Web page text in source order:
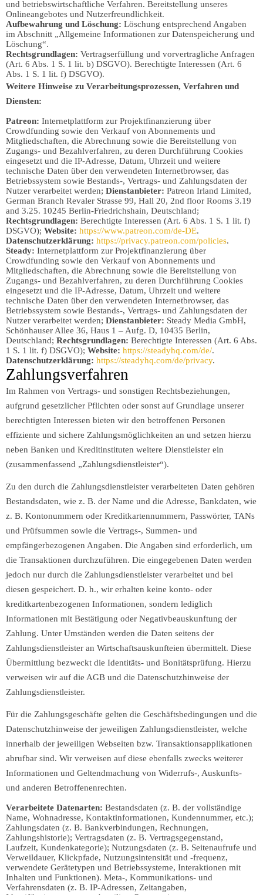
und betriebswirtschaftliche Verfahren. Bereitstellung unseres
Onlineangebotes und Nutzerfreundlichkeit.
Aufbewahrung und Löschung: Löschung entsprechend Angaben
im Abschnitt „Allgemeine Informationen zur Datenspeicherung und
Löschung“.
Rechtsgrundlagen: Vertragserfüllung und vorvertragliche Anfragen
(Art. 6 Abs. 1 S. 1 lit. b) DSGVO). Berechtigte Interessen (Art. 6
Abs. 1 S. 1 lit. f) DSGVO).
Weitere Hinweise zu Verarbeitungsprozessen, Verfahren und
Diensten:
Patreon: Internetplattform zur Projektfinanzierung über
Crowdfunding sowie den Verkauf von Abonnements und
Mitgliedschaften, die Abrechnung sowie die Bereitstellung von
Zugangs- und Bezahlverfahren, zu deren Durchführung Cookies
eingesetzt und die IP-Adresse, Datum, Uhrzeit und weitere
technische Daten über den verwendeten Internetbrowser, das
Betriebssystem sowie Bestands-, Vertrags- und Zahlungsdaten der
Nutzer verarbeitet werden; Dienstanbieter: Patreon Irland Limited,
German Branch Revaler Strasse 99, Hall 20, 2nd floor Rooms 3.19
and 3.25. 10245 Berlin-Friedrichshain, Deutschland;
Rechtsgrundlagen: Berechtigte Interessen (Art. 6 Abs. 1 S. 1 lit. f)
DSGVO); Website: https://www.patreon.com/de-DE.
Datenschutzerklärung: https://privacy.patreon.com/policies.
Steady: Internetplattform zur Projektfinanzierung über
Crowdfunding sowie den Verkauf von Abonnements und
Mitgliedschaften, die Abrechnung sowie die Bereitstellung von
Zugangs- und Bezahlverfahren, zu deren Durchführung Cookies
eingesetzt und die IP-Adresse, Datum, Uhrzeit und weitere
technische Daten über den verwendeten Internetbrowser, das
Betriebssystem sowie Bestands-, Vertrags- und Zahlungsdaten der
Nutzer verarbeitet werden; Dienstanbieter: Steady Media GmbH,
Schönhauser Allee 36, Haus 1 – Aufg. D, 10435 Berlin,
Deutschland; Rechtsgrundlagen: Berechtigte Interessen (Art. 6 Abs.
1 S. 1 lit. f) DSGVO); Website: https://steadyhq.com/de/.
Datenschutzerklärung: https://steadyhq.com/de/privacy.
Zahlungsverfahren
Im Rahmen von Vertrags- und sonstigen Rechtsbeziehungen,
aufgrund gesetzlicher Pflichten oder sonst auf Grundlage unserer
berechtigten Interessen bieten wir den betroffenen Personen
effiziente und sichere Zahlungsmöglichkeiten an und setzen hierzu
neben Banken und Kreditinstituten weitere Dienstleister ein
(zusammenfassend „Zahlungsdienstleister“).
Zu den durch die Zahlungsdienstleister verarbeiteten Daten gehören
Bestandsdaten, wie z. B. der Name und die Adresse, Bankdaten, wie
z. B. Kontonummern oder Kreditkartennummern, Passwörter, TANs
und Prüfsummen sowie die Vertrags-, Summen- und
empfängerbezogenen Angaben. Die Angaben sind erforderlich, um
die Transaktionen durchzuführen. Die eingegebenen Daten werden
jedoch nur durch die Zahlungsdienstleister verarbeitet und bei
diesen gespeichert. D. h., wir erhalten keine konto- oder
kreditkartenbezogenen Informationen, sondern lediglich
Informationen mit Bestätigung oder Negativbeauskunftung der
Zahlung. Unter Umständen werden die Daten seitens der
Zahlungsdienstleister an Wirtschaftsauskunfteien übermittelt. Diese
Übermittlung bezweckt die Identitäts- und Bonitätsprüfung. Hierzu
verweisen wir auf die AGB und die Datenschutzhinweise der
Zahlungsdienstleister.
Für die Zahlungsgeschäfte gelten die Geschäftsbedingungen und die
Datenschutzhinweise der jeweiligen Zahlungsdienstleister, welche
innerhalb der jeweiligen Webseiten bzw. Transaktionsapplikationen
abrufbar sind. Wir verweisen auf diese ebenfalls zwecks weiterer
Informationen und Geltendmachung von Widerrufs-, Auskunfts-
und anderen Betroffenenrechten.
Verarbeitete Datenarten: Bestandsdaten (z. B. der vollständige
Name, Wohnadresse, Kontaktinformationen, Kundennummer, etc.);
Zahlungsdaten (z. B. Bankverbindungen, Rechnungen,
Zahlungshistorie); Vertragsdaten (z. B. Vertragsgegenstand,
Laufzeit, Kundenkategorie); Nutzungsdaten (z. B. Seitenaufrufe und
Verweildauer, Klickpfade, Nutzungsintensität und -frequenz,
verwendete Gerätetypen und Betriebssysteme, Interaktionen mit
Inhalten und Funktionen). Meta-, Kommunikations- und
Verfahrensdaten (z. B. IP-Adressen, Zeitangaben,